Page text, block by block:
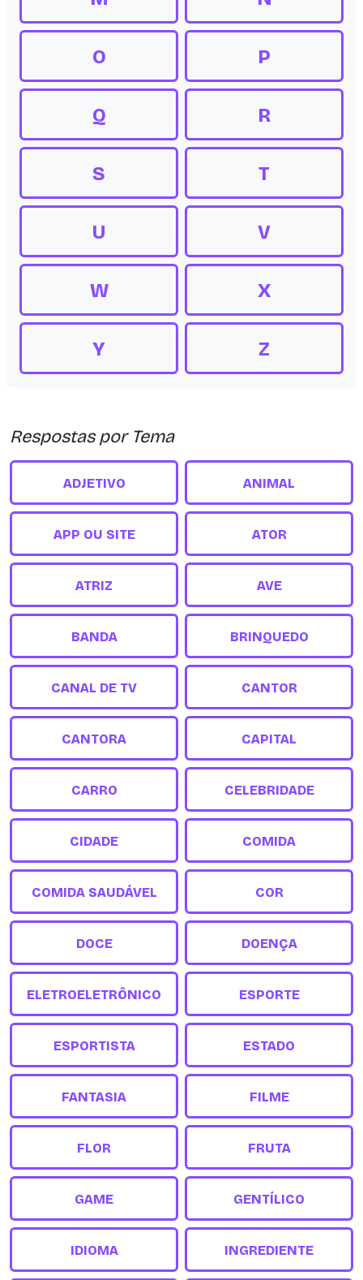
O P
Q R
S T
U V
W X
Y Z
Respostas por Tema
ADJETIVO ANIMAL
APP OU SITE ATOR
ATRIZ AVE
BANDA BRINQUEDO
CANAL DE TV CANTOR
CANTORA CAPITAL
CARRO CELEBRIDADE
CIDADE COMIDA
COMIDA SAUDÁVEL COR
DOCE DOENÇA
ELETROELETRÔNICO ESPORTE
ESPORTISTA ESTADO
FANTASIA FILME
FLOR FRUTA
GAME GENTÍLICO
IDIOMA INGREDIENTE